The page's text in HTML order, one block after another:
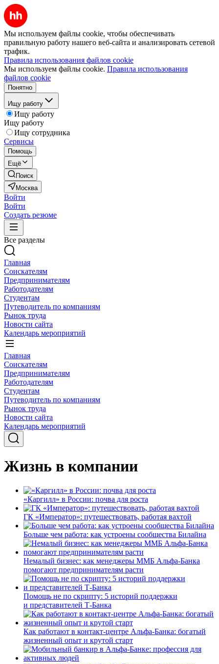
Мы используем файлы cookie, чтобы обеспечивать
правильную работу нашего веб-сайта и анализировать сетевой
трафик.
Правила использования файлов cookie
Мы используем файлы cookie. Правила использования
файлов cookie
Понятно
Ищу работу
Ищу работу
Ищу работу
Ищу сотрудника
Сервисы
Помощь
Ещё
Поиск
Москва
Войти
Войти
Создать резюме
Все разделы
Главная
Соискателям
Предпринимателям
Работодателям
Студентам
Путеводитель по компаниям
Рынок труда
Новости сайта
Календарь мероприятий
Главная
Соискателям
Предпринимателям
Работодателям
Студентам
Путеводитель по компаниям
Рынок труда
Новости сайта
Календарь мероприятий
Жизнь в компании
«Каргилл» в России: почва для роста
ГК «Император»: путешествовать, работая вахтой
Больше чем работа: как устроены сообщества Билайна
Немалый бизнес: как менеджеры ММБ Альфа-Банка
помогают предпринимателям расти
Помощь не по скрипту: 5 историй поддержки
и представителей Т-Банка
Как работают в контакт-центре Альфа-Банка: богатый
жизненный опыт и крутой старт